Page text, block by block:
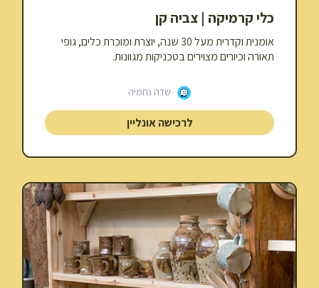
כלי קרמיקה | צביה קן
אומנית וקדרית מעל 30 שנה, יוצרת ומוכרת כלים, גופי
תאורה וכיורים מצוירים בטכניקות מגוונות.
שדה נחמיה
לרכישה אונליין